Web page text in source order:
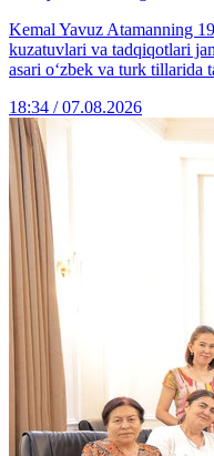
Kemal Yavuz Atamanning
kuzatuvlari va tadqiqotlari
asari o‘zbek va turk tillarida
18:34 / 07.08.2026